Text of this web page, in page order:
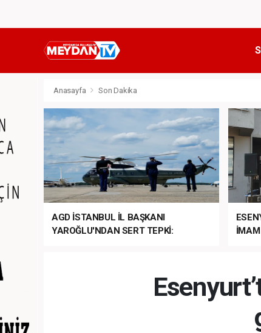
Anasayfa Son Dakika
AGD İSTANBUL İL BAŞKANI
YAROĞLU'NDAN SERT TEPKİ:
İMAM